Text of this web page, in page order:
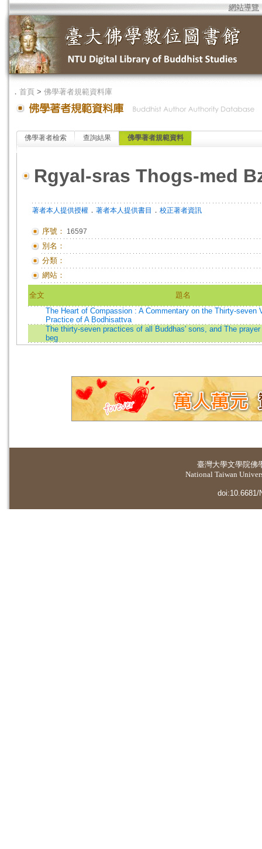
網站導覽
． 首頁 > 佛學著者規範資料庫
佛學著者檢索 查詢結果 佛學著者規範資料
Rgyal-sras Thogs-med
著者本人提供授權 ． 著者本人提供書目 ． 校正著者資訊
序號： 16597
別名：
分類：
網站：
全文
題名
The Heart of Compassion : A Commentary on the Thirty-seven
Practice of A Bodhisattva
The thirty-seven practices of all Buddhas' sons, and The
beg
臺灣大學文學院佛
National Taiwan
doi:10.6681/